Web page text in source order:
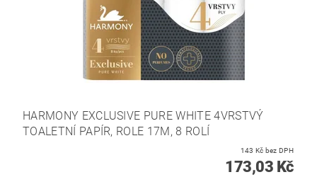
HARMONY EXCLUSIVE PURE WHITE 4VRSTVÝ
TOALETNÍ PAPÍR, ROLE 17M, 8 ROLÍ
143 Kč bez DPH
173,03 Kč